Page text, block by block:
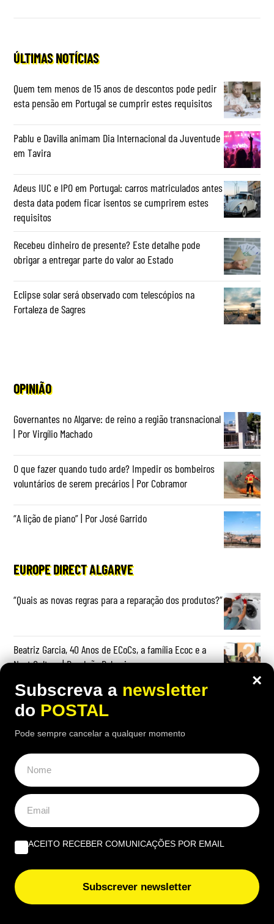
ÚLTIMAS NOTÍCIAS
Quem tem menos de 15 anos de descontos pode pedir
esta pensão em Portugal se cumprir estes requisitos
Pablu e Davilla animam Dia Internacional da Juventude
em Tavira
Adeus IUC e IPO em Portugal: carros matriculados antes
desta data podem ficar isentos se cumprirem estes
requisitos
Recebeu dinheiro de presente? Este detalhe pode
obrigar a entregar parte do valor ao Estado
Eclipse solar será observado com telescópios na
Fortaleza de Sagres
OPINIÃO
Governantes no Algarve: de reino a região transnacional
| Por Virgílio Machado
O que fazer quando tudo arde? Impedir os bombeiros
voluntários de serem precários | Por Cobramor
“A lição de piano” | Por José Garrido
EUROPE DIRECT ALGARVE
“Quais as novas regras para a reparação dos produtos?”
Beatriz Garcia, 40 Anos de ECoCs, a família Ecoc e a
Next Culture | Por João Palmeiro
×
Subscreva a newsletter
do POSTAL
Pode sempre cancelar a qualquer momento
ACEITO RECEBER COMUNICAÇÕES POR EMAIL
Subscrever newsletter